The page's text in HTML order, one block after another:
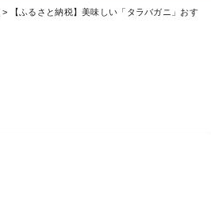
> 【ふるさと納税】美味しい「タラバガニ」おす